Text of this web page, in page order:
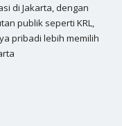
di Jakarta, dengan
publik seperti KRL,
pribadi lebih memilih